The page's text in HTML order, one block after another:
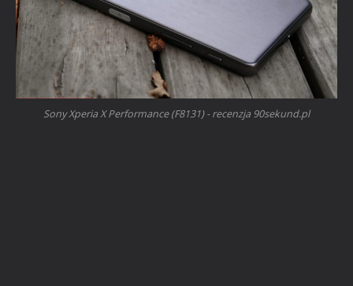
Sony Xperia X Performance (F8131) - recenzja 90sekund.pl